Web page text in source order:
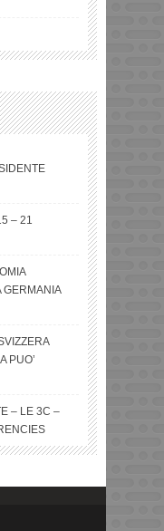
– 21
GERMANIA
PUO’
– LE 3C –